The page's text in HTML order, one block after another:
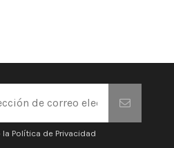
Política de Privacidad